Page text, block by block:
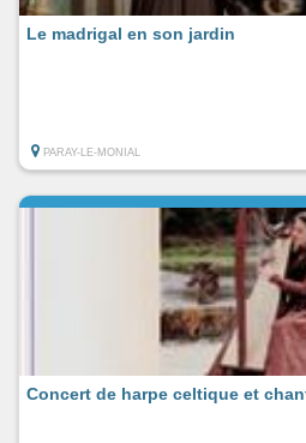
Le madrigal en son jardin
PARAY-LE-MONIAL
Concert de harpe celtique et